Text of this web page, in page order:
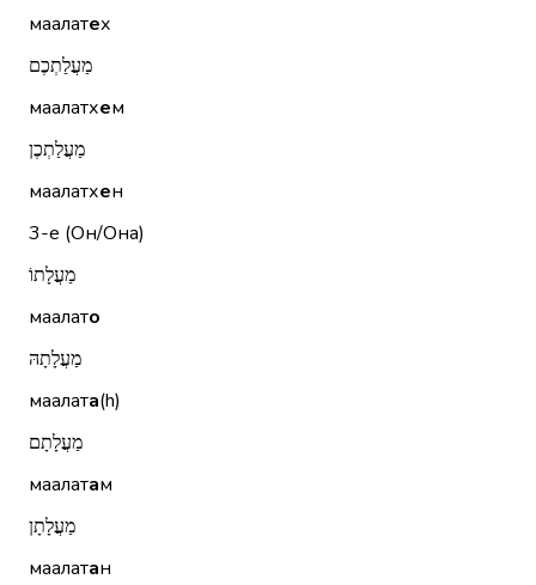
маалатех
מַעֲלַתְכֶם
маалатхем
מַעֲלַתְכֶן
маалатхен
3-е (Он/Она)
מַעֲלָתוֹ
маалато
מַעֲלָתָהּ
маалата(h)
מַעֲלָתָם
маалатам
מַעֲלָתָן
маалатан